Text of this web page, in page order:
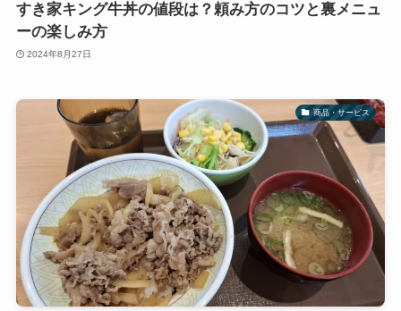
すき家キング牛丼の値段は？頼み方のコツと裏メニュ
ーの楽しみ方
2024年8月27日
商品・サービス